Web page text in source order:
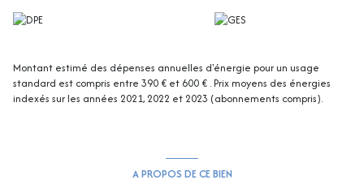
Montant estimé des dépenses annuelles d'énergie pour un usage
standard est compris entre 390 € et 600 € . Prix moyens des énergies
indexés sur les années 2021, 2022 et 2023 (abonnements compris).
A PROPOS DE CE BIEN